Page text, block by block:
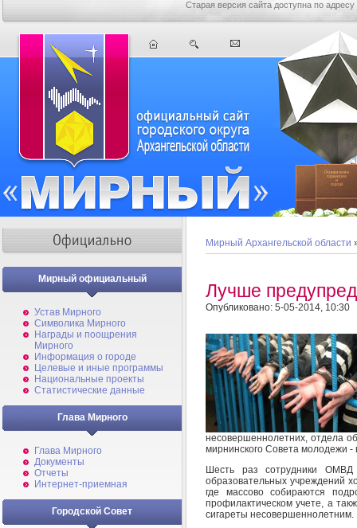
Старая версия сайта доступна по адресу
Мирный официальный
Устав Мирного
Символика Мирного
Награды и поощрения
Мирного
Информация о городе
Целевые и иные программы
Национальные проекты
Статистические данные
Глава Мирного
Глава Мирного
Документы
Отчеты
Интернет-приемная
Городской Совет
Мирный Архангельской области
Лучше
Опубликовано: 5-05-2014, 10:30
несовершеннолетних, отдела
мирнинского Совета молодежи -
Шесть раз сотрудники
образовательных учреждений
где массово собираются
профилактическом учете, а
сигареты несовершеннолетним.